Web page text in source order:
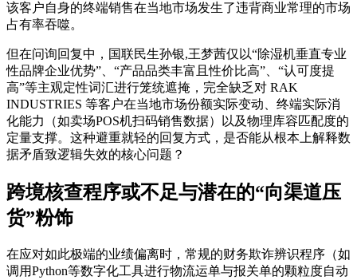
该客户自身的终端销售在当地市场发生了违背商业常理的市场
占有率吞噬。
但在问询回复中，国联民生孙银,王梦茜仅以“除湿机垂直专业
性品牌企业优势”、“产品品类丰富且性价比高”、“认可度提
高”等主观定性词汇进行笼统遮掩，完全缺乏对 RAK
INDUSTRIES 等客户在当地市场份额实际变动、终端实际消
化能力（如卖场POS机扫码销售数据）以及物理库容匹配度的
定量支撑。这种避重就轻的回复方式，是否能从根本上解释数
据矛盾致逻辑失效的核心问题？
跨境核查程序或不足与潜在的“向渠道压
货”粉饰
在应对如此极端的业绩偏离时，常规的财务欺诈辨识程序（如
调用Python等数字化工具进行物流运单与报关单的颗粒度自动